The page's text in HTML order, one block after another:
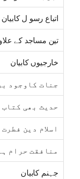
اتباع رسو ل کابیان
تین مساجد کے
خارجیوں کابیان
جنات کاوجود
حدیث بھی
اسلام دین
منافقت حرام
جہنم کابیان